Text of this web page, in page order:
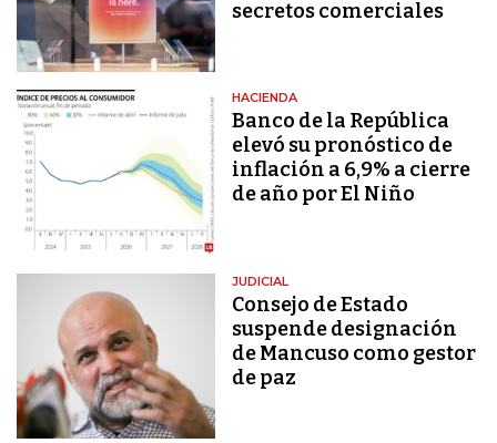
secretos comerciales
HACIENDA
Banco de la República
elevó su pronóstico de
inflación a 6,9% a cierre
de año por El Niño
JUDICIAL
Consejo de Estado
suspende designación
de Mancuso como gestor
de paz